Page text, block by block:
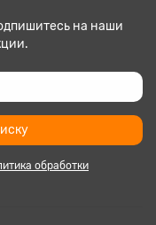
на наши
обработки